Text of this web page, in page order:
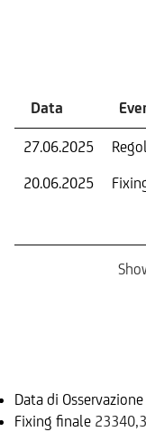
Data
27.06.2025
20.06.2025
Data di
Fixing finale